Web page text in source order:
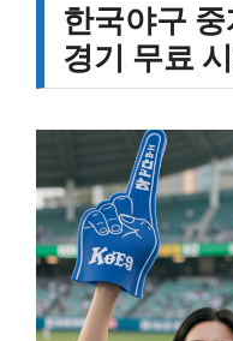
한국야구
경기 무료